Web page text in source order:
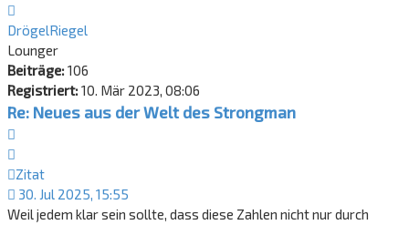
oben
DrögelRiegel
Lounger
Beiträge:106
Registriert:10. Mär 2023, 08:06
Re: Neues aus der Welt des Strongman
Zitat
30. Jul 2025, 15:55
Weil jedem klar sein sollte, dass diese Zahlen nicht nur durch